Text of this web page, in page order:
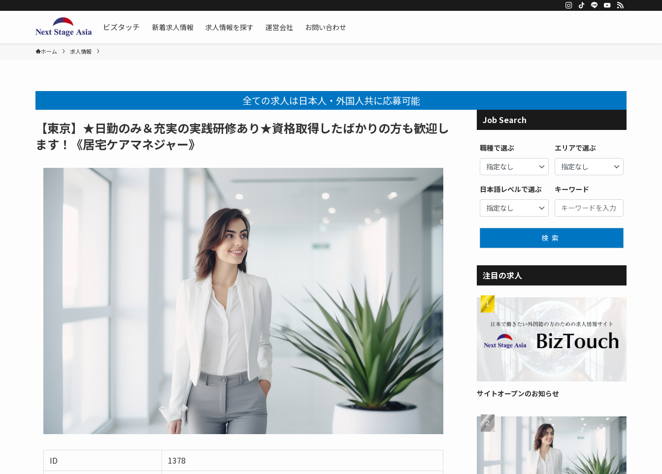
ビズタッチ
新着求人情報 求人情報を探す 運営会社 お問い合わせ
ホーム 求人情報
全ての求人は日本人・外国人共に応募可能
【東京】★日勤のみ＆充実の実践研修あり★資格取得したばかりの方も歓迎し
ます！《居宅ケアマネジャー》
ID
1378
Job Search
職種で選ぶ エリアで選ぶ
日本語レベルで選ぶ キーワード
検索
注目の求人
サイトオープンのお知らせ